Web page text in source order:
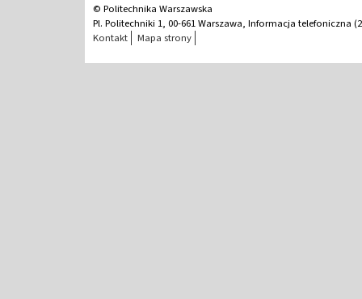
© Politechnika Warszawska
Pl. Politechniki 1, 00-661 Warszawa, Informacja telefoniczna
Kontakt
Mapa strony